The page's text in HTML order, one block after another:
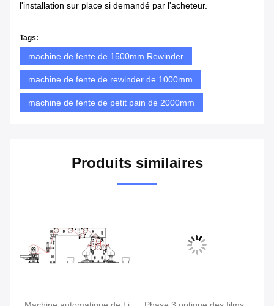
l'installation sur place si demandé par l'acheteur.
Tags:
machine de fente de 1500mm Rewinder
machine de fente de rewinder de 1000mm
machine de fente de petit pain de 2000mm
Produits similaires